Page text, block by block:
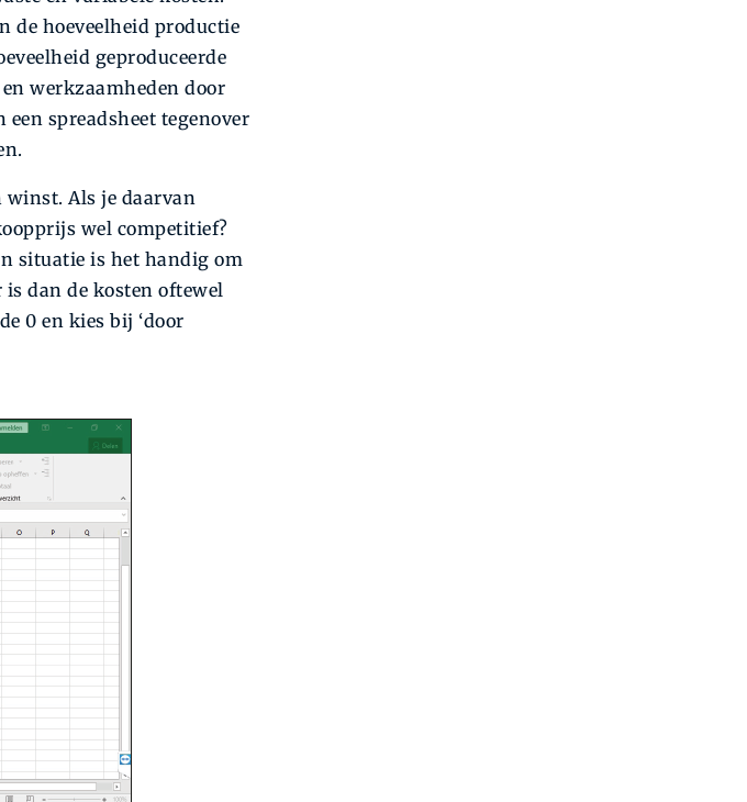
de hoeveelheid productie
geproduceerde
werkzaamheden door
spreadsheet tegenover
winst. Als je daarvan
wel competitief?
situatie is het handig om
dan de kosten oftewel
0 en kies bij ‘door